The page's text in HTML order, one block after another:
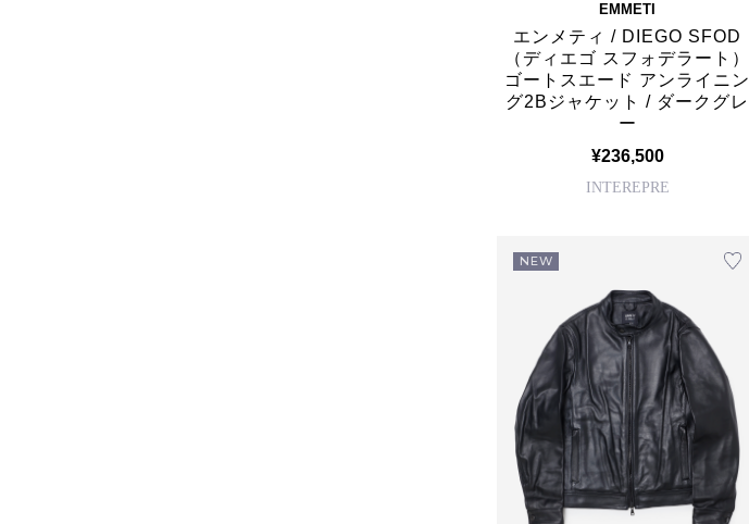
EMMETI
エンメティ / DIEGO SFOD
（ディエゴ スフォデラート）
ゴートスエード アンライニン
グ2Bジャケット / ダークグレ
ー
¥236,500
INTEREPRE
NEW